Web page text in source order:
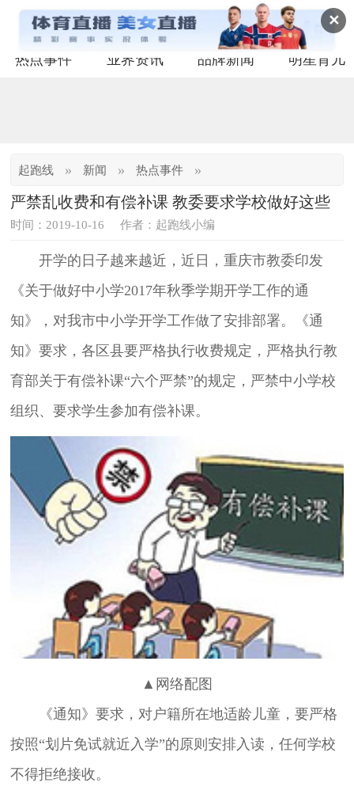
✕
热点事件 业界资讯 品牌新闻 明星育儿
起跑线 » 新闻 » 热点事件 »
严禁乱收费和有偿补课 教委要求学校做好这些
时间：2019-10-16 作者：起跑线小编
开学的日子越来越近，近日，重庆市教委印发
《关于做好中小学2017年秋季学期开学工作的通
知》，对我市中小学开学工作做了安排部署。《通
知》要求，各区县要严格执行收费规定，严格执行教
育部关于有偿补课“六个严禁”的规定，严禁中小学校
组织、要求学生参加有偿补课。
▲网络配图
《通知》要求，对户籍所在地适龄儿童，要严格
按照“划片免试就近入学”的原则安排入读，任何学校
不得拒绝接收。